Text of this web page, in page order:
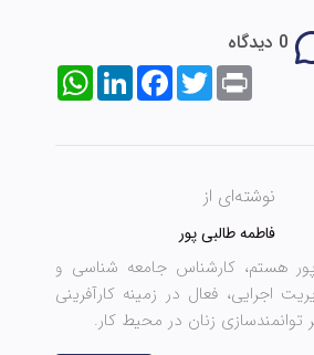
0 دیدگاه
WhatsAppLinkedInFacebookTwitterPrint
نوشته‌ای از
فاطمه طالبی پور
هستم، کارشناس جامعه شناسی و
اجرایی، فعال در زمینه کارآفرینی
توانمندسازی زنان در محیط کار.